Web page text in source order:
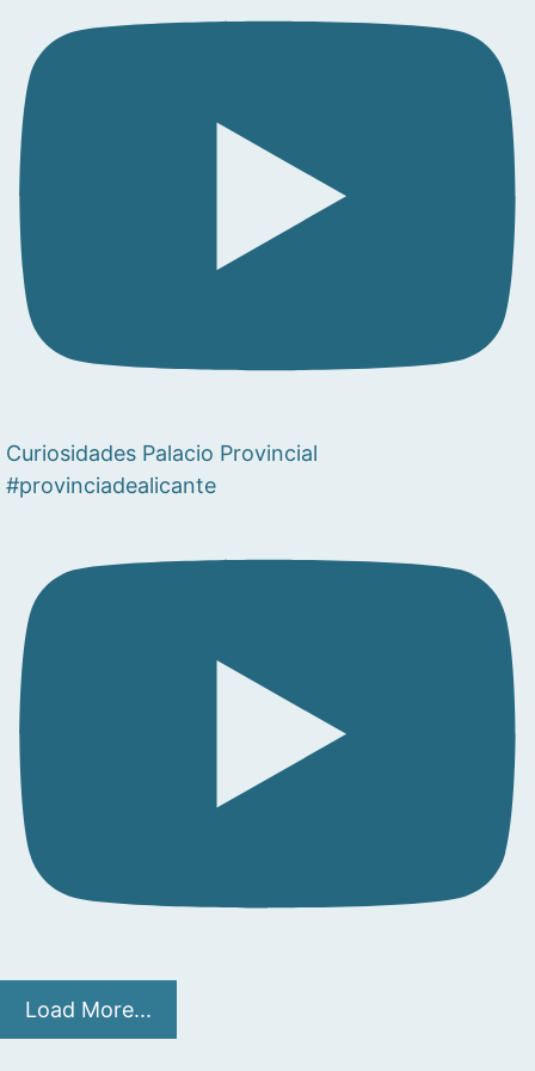
Curiosidades Palacio Provincial
#provinciadealicante
Load More...